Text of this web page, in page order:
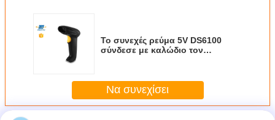
Το συνεχές ρεύμα 5V DS6100
σύνδεσε με καλώδιο τον
κωδίκων Usb ψηφίσματος 2$ος
φορητός
Να συνεχίσει